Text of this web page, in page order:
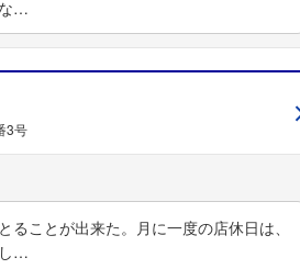
フォローしました
…
3号
ことが出来た。月に一度の店休日は、
…